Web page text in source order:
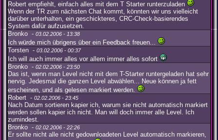
Robert empfiehlt, einfach alles mit dem T Starter runterzuladen
Wenn der TR zum nächsten Chat kommt, könnten wir uns vielleicht
darüber unterhalten, ein geschickteres, CRC-Check-basierendes
System dafür aufzusetzen.
Bronko - 03.02.2006 - 13:38
Ich würde mich übrigens über ein Feedback freuen...
Torsten - 03.02.2006 - 00:37
Ich will auch immer alles vor allem immer alles sofort
Bronko - 02.02.2006 - 23:50
Das ist, wenn man Level nicht mit dem T-Starter runtergeladen hat sehr
nervig. Jedesmal die ganzen Level abwählen... Neue können ja fett
erscheinen, und als gelesen markiert werden.
Robert - 02.02.2006 - 23:45
Nach Datum sortieren kapier ich, warum sie nicht automatisch markiert
werden sollen kapier ich nicht. Man will doch immer alle Level. Ich
zumindest.
Bronko - 02.02.2006 - 22:26
Er sollte nicht alle nicht gedownloadeten Level automatisch markieren,